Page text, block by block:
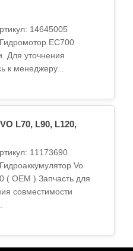
14645005
EC700
Для уточнения
к менеджеру...
L70, L90, L120,
11173690
Vo
для
совместимости